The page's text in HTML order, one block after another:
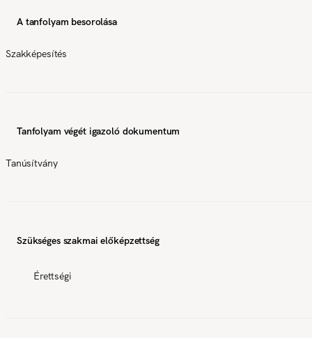
A tanfolyam besorolása
Szakképesítés
Tanfolyam végét igazoló dokumentum
Tanúsítvány
Szükséges szakmai előképzettség
Érettségi